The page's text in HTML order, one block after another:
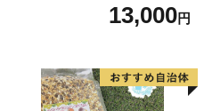
13,000円